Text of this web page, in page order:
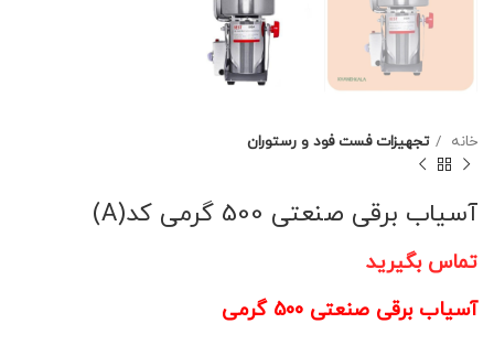
خانه تجهیزات فست فود و رستوران
آسیاب برقی صنعتی 500 گرمی کد(A)
تماس بگیرید
آسیاب برقی صنعتی 500 گرمی